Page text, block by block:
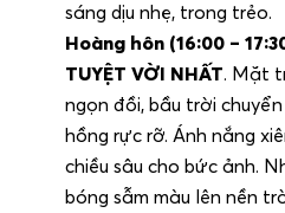
sáng dịu nhẹ, trong trẻo.
Hoàng hôn (16:00 –
TUYỆT VỜI NHẤT. Mặt
ngọn đồi, bầu trời
hồng rực rỡ. Ánh nắng
chiều sâu cho bức ảnh.
bóng sẫm màu lên nền